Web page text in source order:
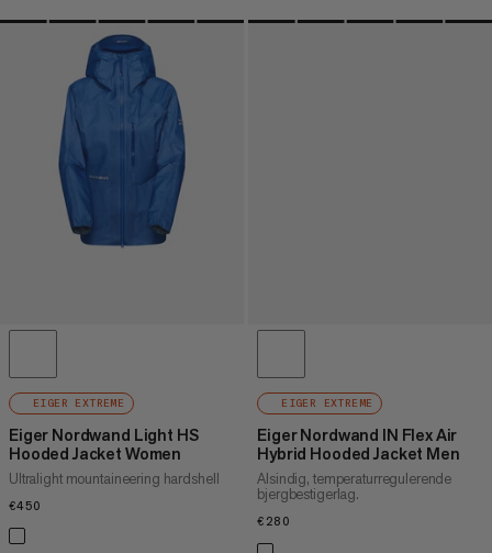
EIGER EXTREME
Eiger Nordwand Light HS
Hooded Jacket Women
Ultralight mountaineering hardshell
€450
EIGER EXTREME
Eiger Nordwand IN Flex Air
Hybrid Hooded Jacket Men
Alsindig, temperaturregulerende
bjergbestigerlag.
€280